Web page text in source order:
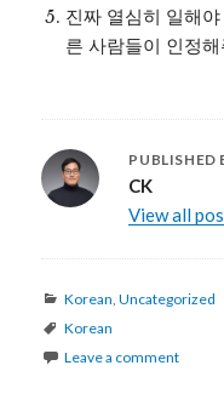
진짜 열심히 일해
른 사람들이 인정
PUBLISHED
CK
View all
Categories
Korean ,Uncategorized
Tags
Korean
Leave a comment